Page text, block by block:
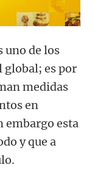
uno de los
global; es por
medidas
en
embargo esta
y que a